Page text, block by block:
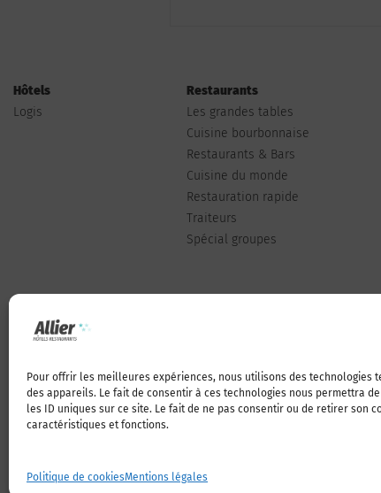
Pour offrir les meilleures expériences, nous utilisons des
des appareils. Le fait de consentir à ces technologies nous permettra
les ID uniques sur ce site. Le fait de ne pas consentir ou de retirer son
caractéristiques et fonctions.
Politique de cookiesMentions légales
Hôtels
Logis
Restaurants
Les grandes tables
Cuisine bourbonnaise
Restaurants & Bars
Cuisine du monde
Restauration rapide
Traiteurs
Spécial groupes
Qui sommes-nous